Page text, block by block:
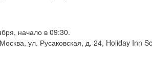
начало в 09:30.
ул. Русаковская, д. 24, Holiday Inn